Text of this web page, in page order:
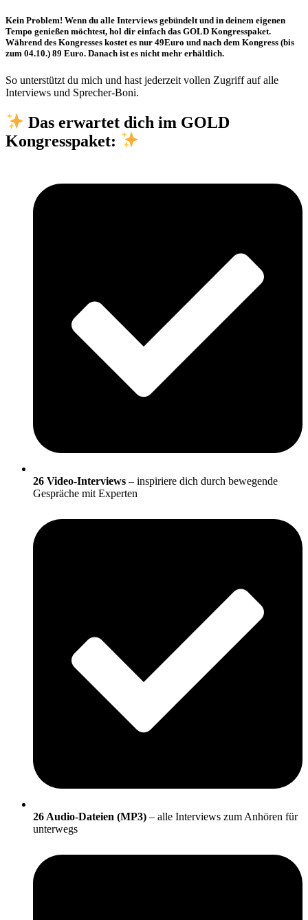
Kein Problem! Wenn du alle Interviews gebündelt und in deinem eigenen
Tempo genießen möchtest, hol dir einfach das GOLD Kongresspaket.
Während des Kongresses kostet es nur 49Euro und nach dem Kongress (bis
zum 04.10.) 89 Euro. Danach ist es nicht mehr erhältlich.
So unterstützt du mich und hast jederzeit vollen Zugriff auf alle
Interviews und Sprecher-Boni.
Das erwartet dich im GOLD
Kongresspaket:
26 Video-Interviews – inspiriere dich durch bewegende
Gespräche mit Experten
26 Audio-Dateien (MP3) – alle Interviews zum Anhören für
unterwegs